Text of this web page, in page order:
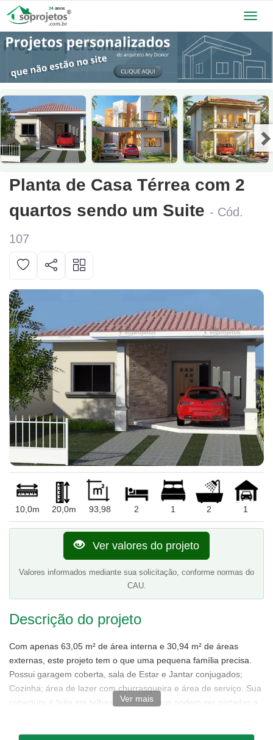
Planta de Casa Térrea com 2
quartos sendo um Suite - Cód.
107
10,0m 20,0m 93,98 2 1 2 1
Ver valores do projeto
Valores informados mediante sua solicitação, conforme normas do
CAU.
Descrição do projeto
Com apenas 63,05 m² de área interna e 30,94 m² de áreas
externas, este projeto tem o que uma pequena família precisa.
Possui garagem coberta, sala de Estar e Jantar conjugados;
Cozinha; área de lazer com churrasqueira e área de serviço. Sua
cobertura é feita em telhas cerâmicas que podem ser pintadas a
Ver mais